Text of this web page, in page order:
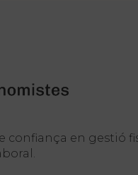
confiança en gestió